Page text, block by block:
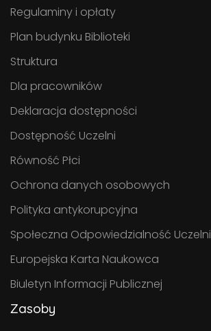
Regulaminy i opłaty
Plan budynku Biblioteki
Struktura
Dla pracowników
Deklaracja dostępności
Dostępność Uczelni
Równość Płci
Ochrona danych osobowych
Polityka antykorupcyjna
Społeczna Odpowiedzialność Uczelni
Europejska Karta Naukowca
Biuletyn Informacji Publicznej
Zasoby